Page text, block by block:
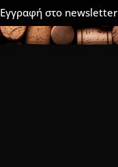
Εγγραφή στο newsletter